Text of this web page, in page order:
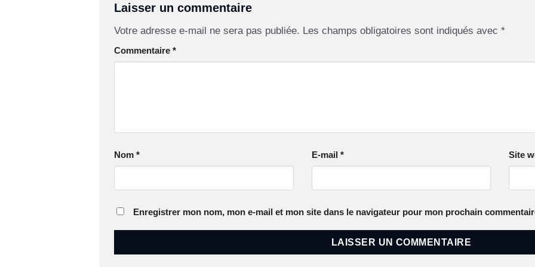
Laisser un commentaire
Votre adresse e-mail ne sera pas publiée. Les champs obligatoires sont indiqués avec*
Commentaire*
Nom* E-mail * Site
Enregistrer mon nom, mon e-mail et mon site dans le navigateur pour mon prochain